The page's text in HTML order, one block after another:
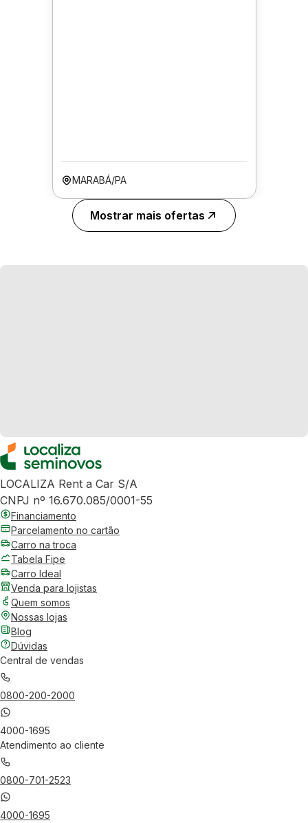
MARABÁ/PA
Mostrar mais ofertas
LOCALIZA Rent a Car S/A
CNPJ nº 16.670.085/0001-55
Financiamento
Parcelamento no cartão
Carro na troca
Tabela Fipe
Carro Ideal
Venda para lojistas
Quem somos
Nossas lojas
Blog
Dúvidas
Central de vendas
0800-200-2000
4000-1695
Atendimento ao cliente
0800-701-2523
4000-1695